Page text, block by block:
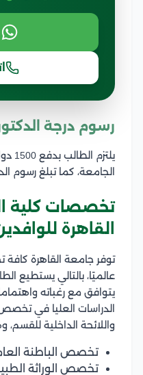
رسوم درجة
الجامعة، كما تبلغ رسوم الدكتوراه 8000
تخصصات كلية
القاهرة
توفر جامعة القاهرة
عالميًا، بالتالي يستطيع
يتوافق مع رغباته
الدراسات العليا في
واللائحة الداخلية
تخصص الباطنة
تخصص الوراثة